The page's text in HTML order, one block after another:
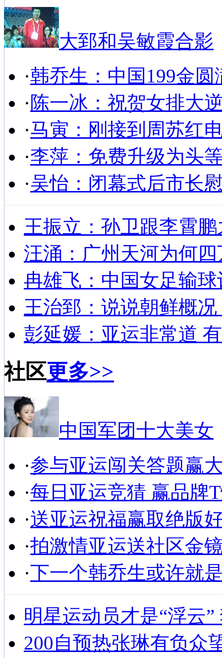
大郅和吴敏霞合影
·韩乔生：中国199金圆
·陈一冰：祝贺女排大
·马寅：刚接到周苏红
·李萍：免费升级为头
·吴怡：闭幕式后市长
王振立：孙卫跟李霄
汪涌：广州天河为何
冉雄飞：中国女足输
王治郅：说说朝鲜概
彭延媛：亚运非常道
社区更多>>
中国军团十大美女
·参与亚运闯关答题赢
·每日亚运竞猜 赢品牌
·送亚运祝福赢取绝版
·拍激情亚运送社区金
·下一个韩乔生或许就
明星运动员才是“浮云
200自预热张琳有负众